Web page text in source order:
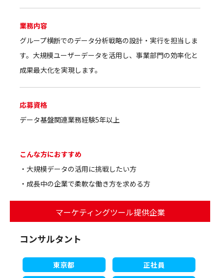
業務内容
グループ横断でのデータ分析戦略の設計・実行を担当しま
す。大規模ユーザーデータを活用し、事業部門の効率化と
成果最大化を実現します。
応募資格
データ基盤関連業務経験5年以上
こんな方におすすめ
・大規模データの活用に挑戦したい方
・成長中の企業で柔軟な働き方を求める方
マーケティングツール提供企業
コンサルタント
東京都
正社員